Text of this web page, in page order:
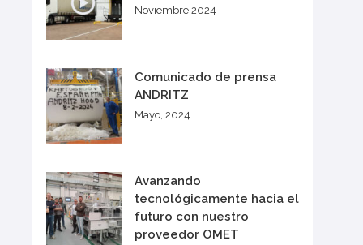
Noviembre 2024
Comunicado de prensa
ANDRITZ
Mayo, 2024
Avanzando
tecnológicamente hacia el
futuro con nuestro
proveedor OMET